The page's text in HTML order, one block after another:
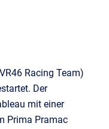
Racing Team)
Der
mit einer
Prima Pramac